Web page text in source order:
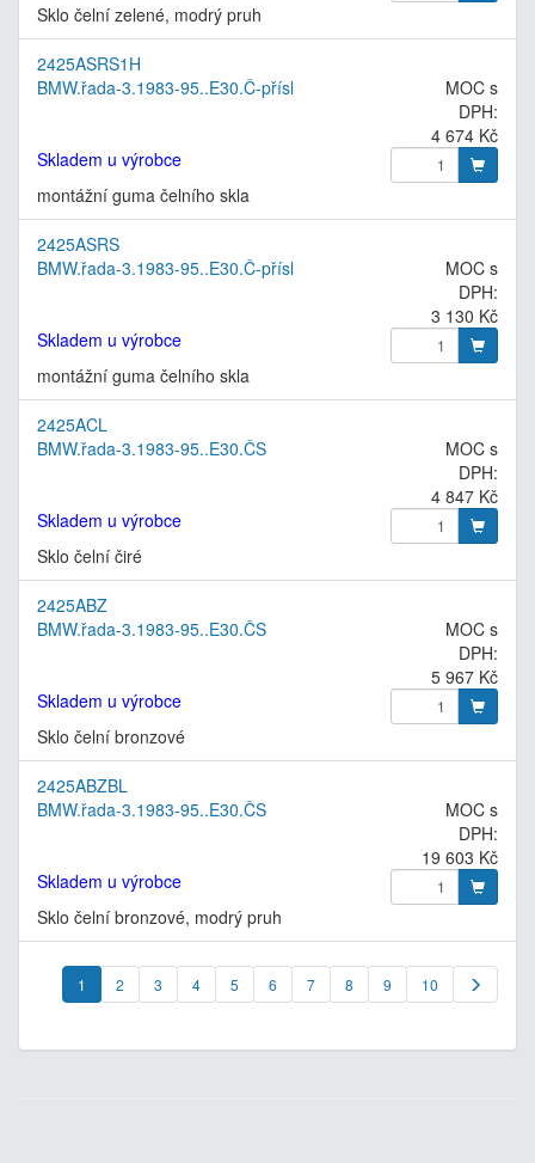
Sklo čelní zelené, modrý pruh
2425ASRS1H
BMW.řada-3.1983-95..E30.Č-přísl
MOC s
DPH:
4 674 Kč
Skladem u výrobce
montážní guma čelního skla
2425ASRS
BMW.řada-3.1983-95..E30.Č-přísl
MOC s
DPH:
3 130 Kč
Skladem u výrobce
montážní guma čelního skla
2425ACL
BMW.řada-3.1983-95..E30.ČS
MOC s
DPH:
4 847 Kč
Skladem u výrobce
Sklo čelní čiré
2425ABZ
BMW.řada-3.1983-95..E30.ČS
MOC s
DPH:
5 967 Kč
Skladem u výrobce
Sklo čelní bronzové
2425ABZBL
BMW.řada-3.1983-95..E30.ČS
MOC s
DPH:
19 603 Kč
Skladem u výrobce
Sklo čelní bronzové, modrý pruh
1 2 3 4 5 6 7 8 9 10